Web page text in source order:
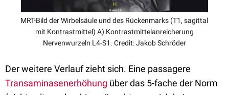
MRT-Bild der Wirbelsäule und des Rückenmarks (T1, sagittal
mit Kontrastmittel) A) Kontrastmittelanreicherung
Nervenwurzeln L4-S1. Credit: Jakob Schröder
Der weitere Verlauf zieht sich. Eine passagere
Transaminasenerhöhung über das 5-fache der Norm